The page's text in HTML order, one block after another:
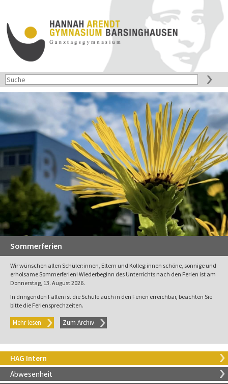
Sommerferien
Wir wünschen allen Schüler:innen, Eltern und Kolleg:innen schöne, sonnige und
erholsame Sommerferien! Wiederbeginn des Unterrichts nach den Ferien ist am
Donnerstag, 13. August 2026.
In dringenden Fällen ist die Schule auch in den Ferien erreichbar, beachten Sie
bitte die Feriensprechzeiten.
Mehr lesen Zum Archiv
HAG Intern
Abwesenheit